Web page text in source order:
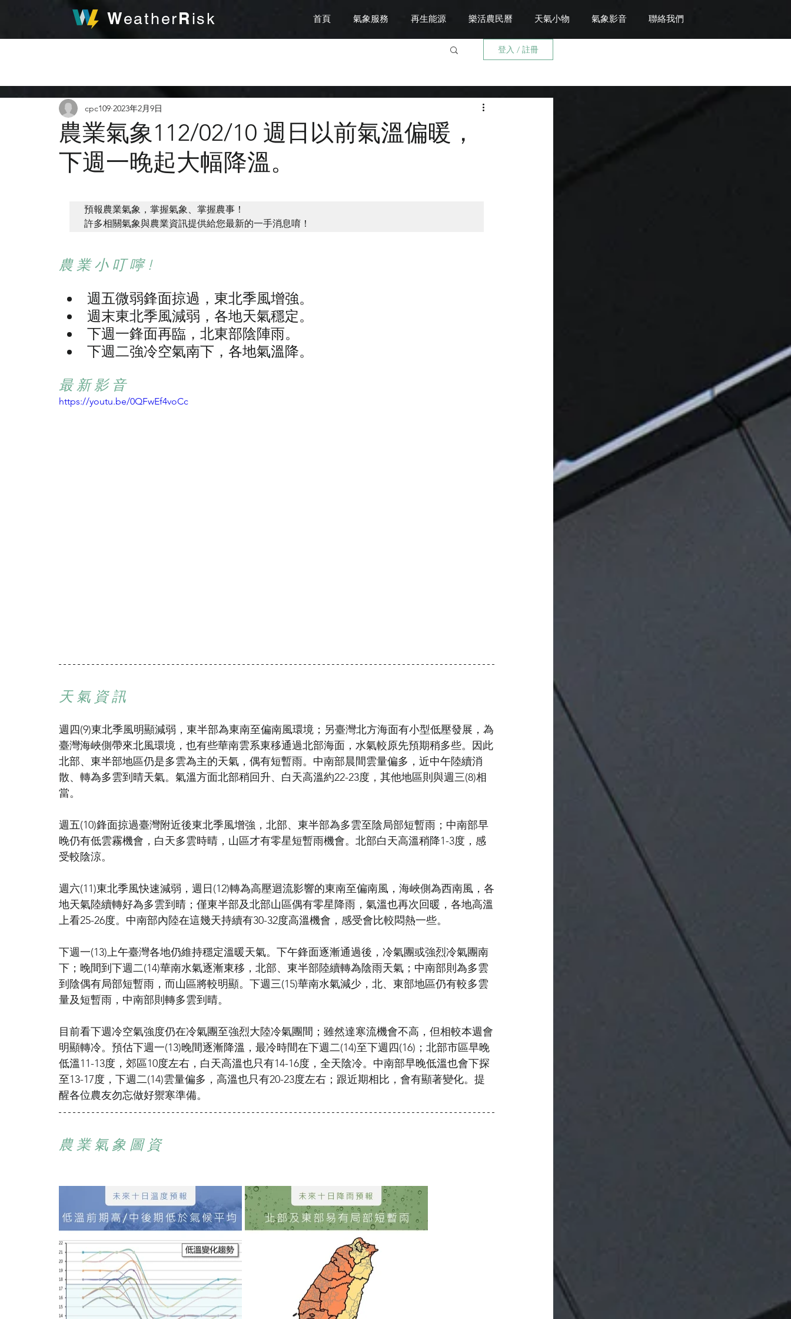
WeatherRisk 首頁 氣象服務 再生能源 樂活農民曆 天氣小物 氣象影音 聯絡我們
登入 / 註冊
農業氣象112/02/10 週日以前氣溫偏暖，
下週一晚起大幅降溫。
cpc109 2023年2月9日
預報農業氣象，掌握氣象、掌握農事！
許多相關氣象與農業資訊提供給您最新的一手消息唷！
農 業 小 叮 嚀 !
週五微弱鋒面掠過，東北季風增強。
週末東北季風減弱，各地天氣穩定。
下週一鋒面再臨，北東部陰陣雨。
下週二強冷空氣南下，各地氣溫降。
最 新 影 音
https://youtu.be/0QFwEf4voCc
天 氣 資 訊
週四(9)東北季風明顯減弱，東半部為東南至偏南風環境；另臺灣北方海面有小型低壓發展，為
臺灣海峽側帶來北風環境，也有些華南雲系東移通過北部海面，水氣較原先預期稍多些。因此
北部、東半部地區仍是多雲為主的天氣，偶有短暫雨。中南部晨間雲量偏多，近中午陸續消
散、轉為多雲到晴天氣。氣溫方面北部稍回升、白天高溫約22-23度，其他地區則與週三(8)相
當。
週五(10)鋒面掠過臺灣附近後東北季風增強，北部、東半部為多雲至陰局部短暫雨；中南部早
晚仍有低雲霧機會，白天多雲時晴，山區才有零星短暫雨機會。北部白天高溫稍降1-3度，感
受較陰涼。
週六(11)東北季風快速減弱，週日(12)轉為高壓迴流影響的東南至偏南風，海峽側為西南風，各
地天氣陸續轉好為多雲到晴；僅東半部及北部山區偶有零星降雨，氣溫也再次回暖，各地高溫
上看25-26度。中南部內陸在這幾天持續有30-32度高溫機會，感受會比較悶熱一些。
下週一(13)上午臺灣各地仍維持穩定溫暖天氣。下午鋒面逐漸通過後，冷氣團或強烈冷氣團南
下；晚間到下週二(14)華南水氣逐漸東移，北部、東半部陸續轉為陰雨天氣；中南部則為多雲
到陰偶有局部短暫雨，而山區將較明顯。下週三(15)華南水氣減少，北、東部地區仍有較多雲
量及短暫雨，中南部則轉多雲到晴。
目前看下週冷空氣強度仍在冷氣團至強烈大陸冷氣團間；雖然達寒流機會不高，但相較本週會
明顯轉冷。預估下週一(13)晚間逐漸降溫，最冷時間在下週二(14)至下週四(16)；北部市區早晚
低溫11-13度，郊區10度左右，白天高溫也只有14-16度，全天陰冷。中南部早晚低溫也會下探
至13-17度，下週二(14)雲量偏多，高溫也只有20-23度左右；跟近期相比，會有顯著變化。提
醒各位農友勿忘做好禦寒準備。
農 業 氣 象 圖 資